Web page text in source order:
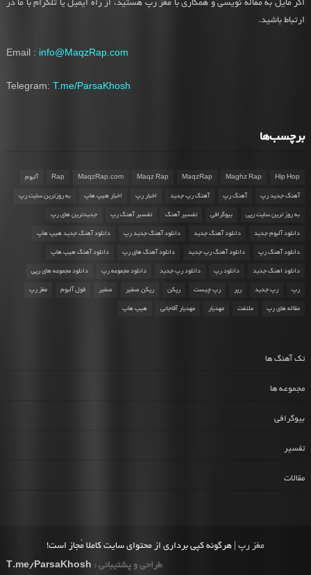
اگر مایل به مقاله نویسی و همکاری با مغز رپ هستید، از راه ایمیل یا تلگرام با ما در
ارتباط باشید.
Email : info@MaqzRap.com
Telegram: T.me/ParsaKhosh
برچسب‌ها
Hip Hop
Maghz Rap
MaqzRap
Maqz Rap
MaqzRap.com
Rap آلبوم
آهنگ جدید رپ آهنگ رپ آهنگ رپ جدید اخبار رپ اخبار هیپ هاپ به روزترین سایت رپ
به روز ترین سایت رپی بیوگرافی تفسیر آهنگ تفسیر آهنگ رپ جدیدترین های رپ
دانلود آلبوم جدید دانلود آهنگ جدید دانلود آهنگ جدید رپ دانلود آهنگ جدید هیپ هاپ
دانلود آهنگ رپ دانلود آهنگ رپ جدید دانلود آهنگ های رپ دانلود آهنگ هیپ هاپ
دانلود اهنگ جدید دانلود رپ دانلود رپ جدید دانلود مجموعه رپ دانلود مجموعه های رپی
رپ رپ جدید رپر رپ چیست رپکن رپکن صفیر صفیر فول آلبوم مغز رپ
مقاله های رپ ملتفت مهدیار مهدیار آقاجانی هیپ هاپ
تک آهنگ ها
مجموعه ها
بیوگرافی
تفسیر
مقالات
مغز رپ | هرگونه کپی برداری از محتوای سایت کاملا مُجاز است!
طراحی و پشتیبانی : T.me/ParsaKhosh